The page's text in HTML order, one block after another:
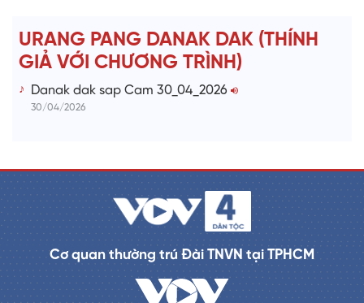
URANG PANG DANAK DAK (THÍNH
GIẢ VỚI CHƯƠNG TRÌNH)
Danak dak sap Cam 30_04_2026
30/04/2026
Cơ quan thường trú Đài TNVN tại TPHCM